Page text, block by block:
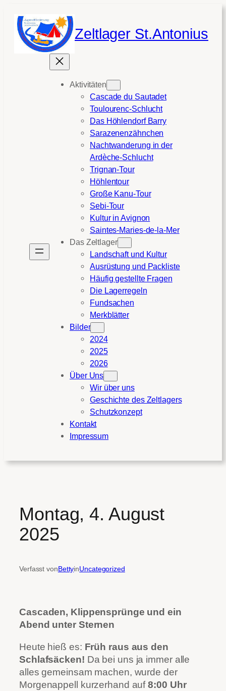
Inhalt
springen
Zeltlager St.Antonius
Aktivitäten
Cascade du Sautadet
Toulourenc-Schlucht
Das Höhlendorf Barry
Sarazenenzähnchen
Nachtwanderung in der
Ardèche-Schlucht
Trignan-Tour
Höhlentour
Große Kanu-Tour
Sebi-Tour
Kultur in Avignon
Saintes-Maries-de-la-Mer
Das Zeltlager
Landschaft und Kultur
Ausrüstung und Packliste
Häufig gestellte Fragen
Die Lagerregeln
Fundsachen
Merkblätter
Bilder
2024
2025
2026
Über Uns
Wir über uns
Geschichte des Zeltlagers
Schutzkonzept
Kontakt
Impressum
Montag, 4. August
2025
Verfasst vonBettyinUncategorized
Cascaden, Klippensprünge und ein
Abend unter Sternen
Heute hieß es: Früh raus aus den
Schlafsäcken! Da bei uns ja immer alle
alles gemeinsam machen, wurde der
Morgenappell kurzerhand auf8:00 Uhr